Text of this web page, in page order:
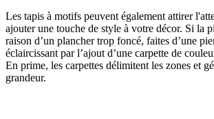
Les tapis à motifs peuvent également attirer
ajouter une touche de style à votre décor. Si la
raison d’un plancher trop foncé, faites d’une
éclaircissant par l’ajout d’une carpette de
En prime, les carpettes délimitent les zones et
grandeur.